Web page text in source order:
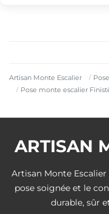
Artisan Monte Escalier
Pose monte escalier
ARTISAN
Artisan Monte
pose soignée et le
durable, sûr